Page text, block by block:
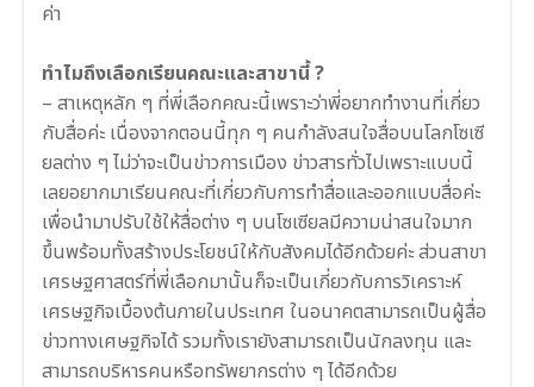
ค่า
ทําไมถึงเลือกเรียนคณะและสาขานี้ ?
– สาเหตุหลัก ๆ ที่พี่เลือกคณะนี้เพราะว่าพี่อยากทำงานที่เกี่ยว
กับสื่อค่ะ เนื่องจากตอนนี้ทุก ๆ คนกำลังสนใจสื่อบนโลกโซเซี
ยลต่าง ๆ ไม่ว่าจะเป็นข่าวการเมือง ข่าวสารทั่วไปเพราะแบบนี้
เลยอยากมาเรียนคณะที่เกี่ยวกับการทำสื่อและออกแบบสื่อค่ะ
เพื่อนำมาปรับใช้ให้สื่อต่าง ๆ บนโซเซียลมีความน่าสนใจมาก
ขึ้นพร้อมทั้งสร้างประโยชน์ให้กับสังคมได้อีกด้วยค่ะ ส่วนสาขา
เศรษฐศาสตร์ที่พี่เลือกมานั้นก็จะเป็นเกี่ยวกับการวิเคราะห์
เศรษฐกิจเบื้องต้นภายในประเทศ ในอนาคตสามารถเป็นผู้สื่อ
ข่าวทางเศษฐกิจได้ รวมทั้งเรายังสามารถเป็นนักลงทุน และ
สามารถบริหารคนหรือทรัพยากรต่าง ๆ ได้อีกด้วย